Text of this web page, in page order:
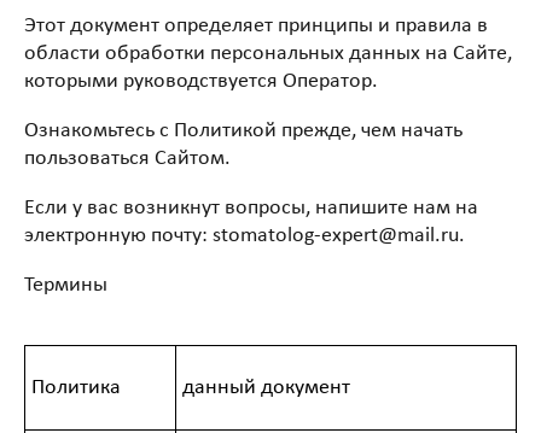
Этот документ определяет принципы и правила в
области обработки персональных данных на Сайте,
которыми руководствуется Оператор.
Ознакомьтесь с Политикой прежде, чем начать
пользоваться Сайтом.
Если у вас возникнут вопросы, напишите нам на
электронную почту: stomatolog-expert@mail.ru.
Термины
Политика данный документ